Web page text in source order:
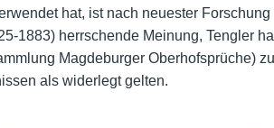
hat, ist nach neuester Forschung
1883) herrschende Meinung, Tengler
Magdeburger Oberhofsprüche)
als widerlegt gelten.